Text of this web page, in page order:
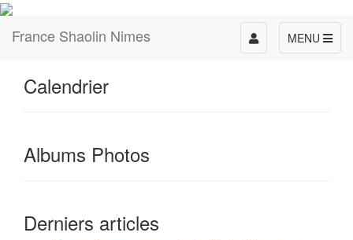
France Shaolin Nimes MENU
Toggle
navigation
Calendrier
Albums Photos
Derniers articles